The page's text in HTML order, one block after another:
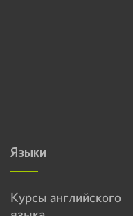
Языки
Курсы английского